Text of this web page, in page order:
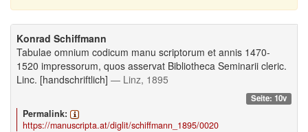
Konrad Schiffmann
Tabulae omnium codicum manu scriptorum et annis 1470-
1520 impressorum, quos asservat Bibliotheca Seminarii cleric.
Linc. [handschriftlich] — Linz, 1895
Seite: 10v
Permalink:
https://manuscripta.at/diglit/schiffmann_1895/0020